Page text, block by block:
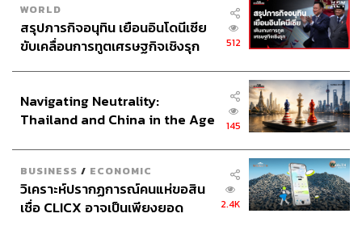
WORLD
สรุปภารกิจอนุทิน เยือนอินโดนีเซีย
ขับเคลื่อนการทูตเศรษฐกิจเชิงรุก
512
Navigating Neutrality:
Thailand and China in the Age
145
BUSINESS / ECONOMIC
วิเคราะห์ปรากฏการณ์คนแห่ขอสิน
เชื่อ CLICX อาจเป็นเพียงยอด
2.4K